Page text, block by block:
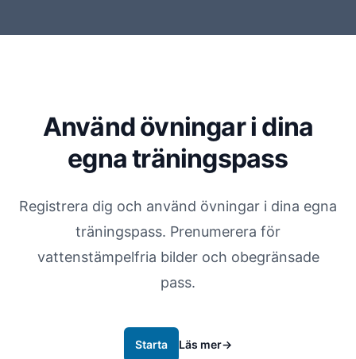
Använd övningar i dina
egna träningspass
Registrera dig och använd övningar i dina egna
träningspass. Prenumerera för
vattenstämpelfria bilder och obegränsade
pass.
Starta Läs mer→